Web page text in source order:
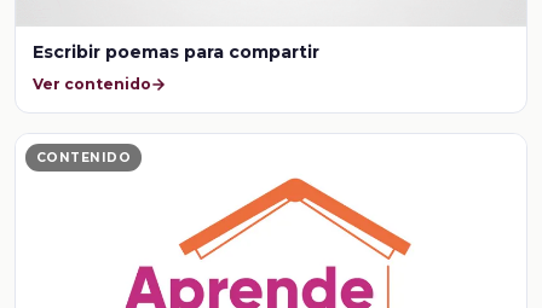
Escribir poemas para compartir
Ver contenido
CONTENIDO